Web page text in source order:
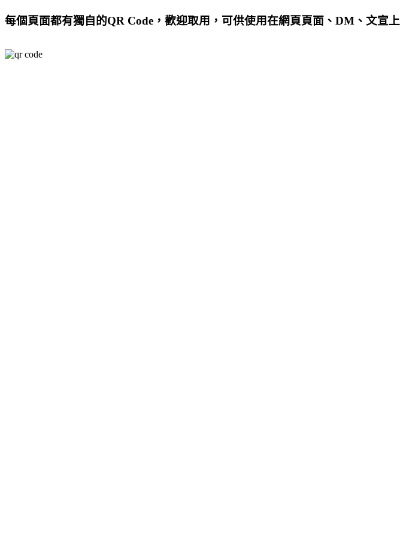
每個頁面都有獨自的QR Code，歡迎取用，可供使用在網頁頁面、DM、文宣上